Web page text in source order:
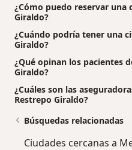
¿Cómo puedo reservar una
Giraldo?
¿Cuándo podría tener una
Giraldo?
¿Qué opinan los pacientes
Giraldo?
¿Cuáles son las
Restrepo Giraldo?
Búsquedas relacionadas
Ciudades cercanas a